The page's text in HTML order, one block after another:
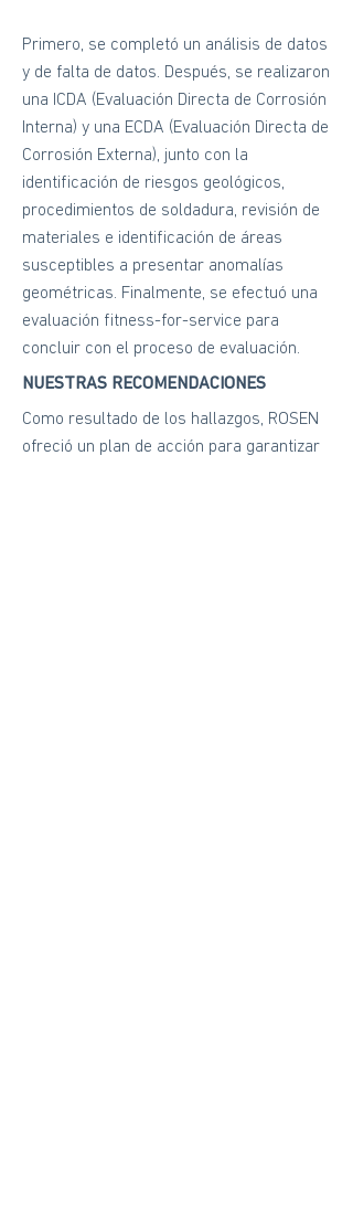
Primero, se completó un análisis de datos
y de falta de datos. Después, se realizaron
una ICDA (Evaluación Directa de Corrosión
Interna) y una ECDA (Evaluación Directa de
Corrosión Externa), junto con la
identificación de riesgos geológicos,
procedimientos de soldadura, revisión de
materiales e identificación de áreas
susceptibles a presentar anomalías
geométricas. Finalmente, se efectuó una
evaluación fitness-for-service para
concluir con el proceso de evaluación.
NUESTRAS RECOMENDACIONES
Como resultado de los hallazgos, ROSEN
ofreció un plan de acción para garantizar